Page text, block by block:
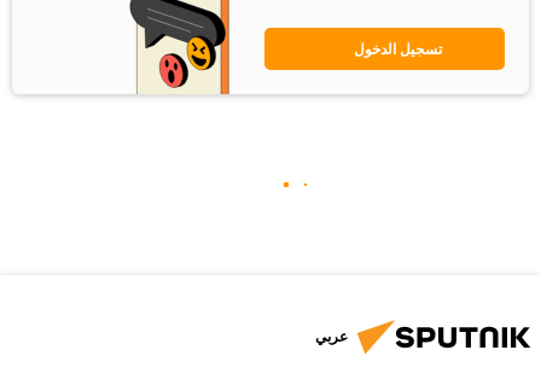
تسجيل الدخول
عربي